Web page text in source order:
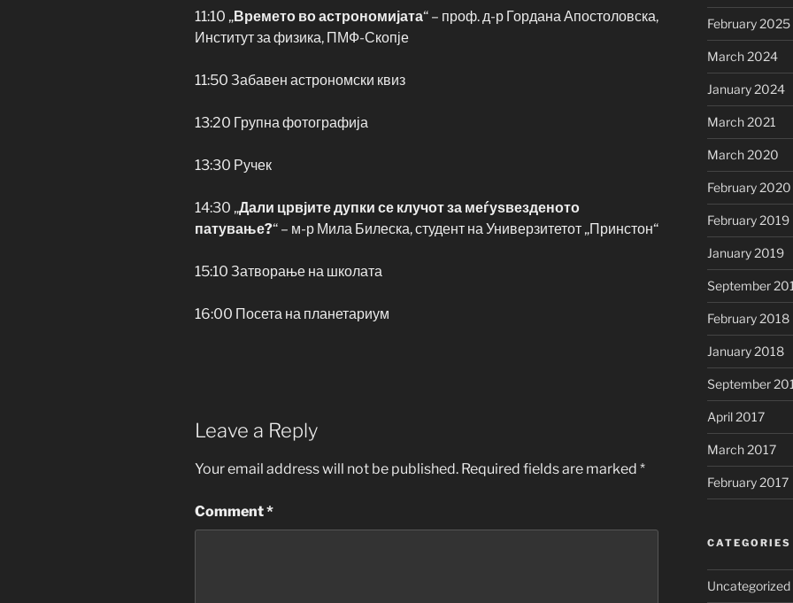
11:10 „Времето во астрономијата“ – проф. д-р Гордана Апостоловска,
Институт за физика, ПМФ-Скопје
11:50 Забавен астрономски квиз
13:20 Групна фотографија
13:30 Ручек
14:30 „Дали црвјите дупки се клучот за меѓуѕвезденото
патување?“ – м-р Мила Билеска, студент на Универзитетот „Принстон“
15:10 Затворање на школата
16:00 Посета на планетариум
Leave a Reply
Your email address will not be published. Required fields are marked *
Comment*
February 2025
March 2024
January 2024
March 2021
March 2020
February 2020
February 2019
January 2019
September
February 2018
January 2018
September
April 2017
March 2017
February 2017
CATEGORIES
Uncategorized